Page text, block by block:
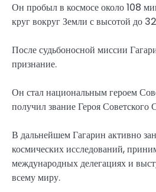
Он пробыл в космосе около 108
круг вокруг Земли с высотой до
После судьбоносной миссии
признание.
Он стал национальным героем
получил звание Героя Советского
В дальнейшем Гагарин активно
космических исследований,
международных делегациях и
всему миру.